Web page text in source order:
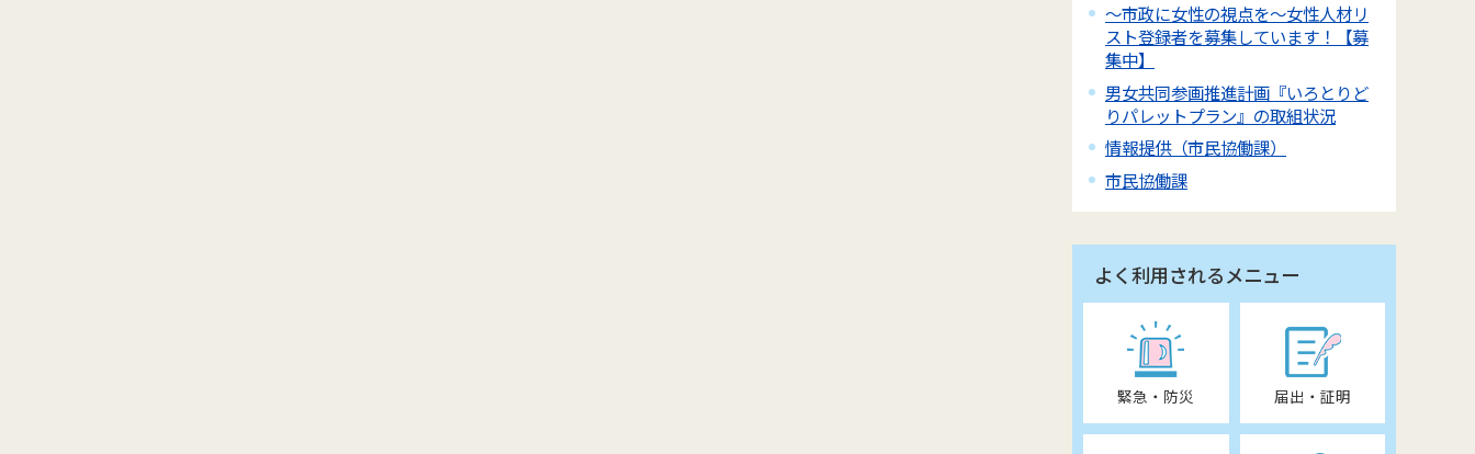
～市政に女性の視点を～女性人材リ
スト登録者を募集しています！【募
集中】
男女共同参画推進計画『いろとりど
りパレットプラン』の取組状況
情報提供（市民協働課）
市民協働課
よく利用されるメニュー
緊急・防災 届出・証明